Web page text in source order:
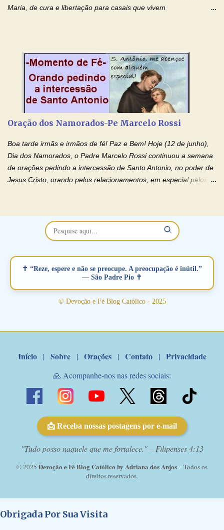
Maria, de cura e libertação para casais que vivem
no programa de rádio Momento de Fé, pela cura dos
relacionamentos. Seu relacionamento está doente? Você está
sofrendo? Então ouça o Momento de Fé e entre nesta corrente
de orações abençoadas, d eixe o Amor Ágape de Jesus curar e
restaurar você e seu relacionamento. Adriana-Devoção e Fé
separados, devido ao envolvimento de outras pessoas no
relacionamento e que minaram, espiritualmente, a relação do
casal. Vamos orar (coloque o seu esposo ou esposa diante de
Deus). "Senhor Jesus, restaura os laços ...
Oração dos Namorados-Pe Marcelo Rossi
Boa tarde irmãs e irmãos de fé! Paz e Bem! Hoje (12 de junho),
Dia dos Namorados, o Padre Marcelo Rossi continuou a semana
de orações pedindo a intercessão de Santo Antonio, no poder de
Jesus Cristo, orando pelos relacionamentos, em especial pelos
maravilhosos cartões que coloquei aqui para vocês. Não perca
esta abençoada semana no Momento de Fé do Padre Marcelo,
vamos juntos formar esta forte corrente de orações. Você que
verdadeiro, ou que está com problemas no relacionamento
amoroso, creia na poderosa intercessão deste santo amigo:
Santo Antonio! Tenha fé, não desista, pois ele intercede por nós
junto a Jesus! Fique no Amor Ágape de Jesus e no Amor Materno
✝ “Reze, espere e não se preocupe. A preocupação é inútil.”
— São Padre Pio ✝
© Devoção e Fé Blog Católico - 2025
Início | Sobre | Orações | Contato | Privacidade
🙏 Acompanhe-nos nas redes sociais:
📩 Receba nossas postagens por e-mail
"Tudo posso naquele que me fortalece." – Filipenses 4:13
© 2025 Devoção e Fé Blog Católico by Adriana dos Anjos– Todos os
direitos reservados.
Obrigada Por Sua Visita